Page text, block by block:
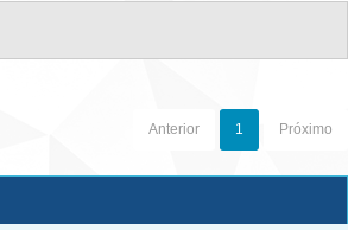
Anterior 1 Próximo